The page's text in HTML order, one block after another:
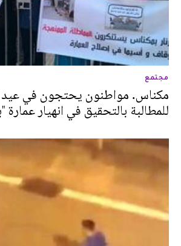
مجتمع
مكناس. مواطنون يحتجون في
للمطالبة بالتحقيق في انهيار عمارة